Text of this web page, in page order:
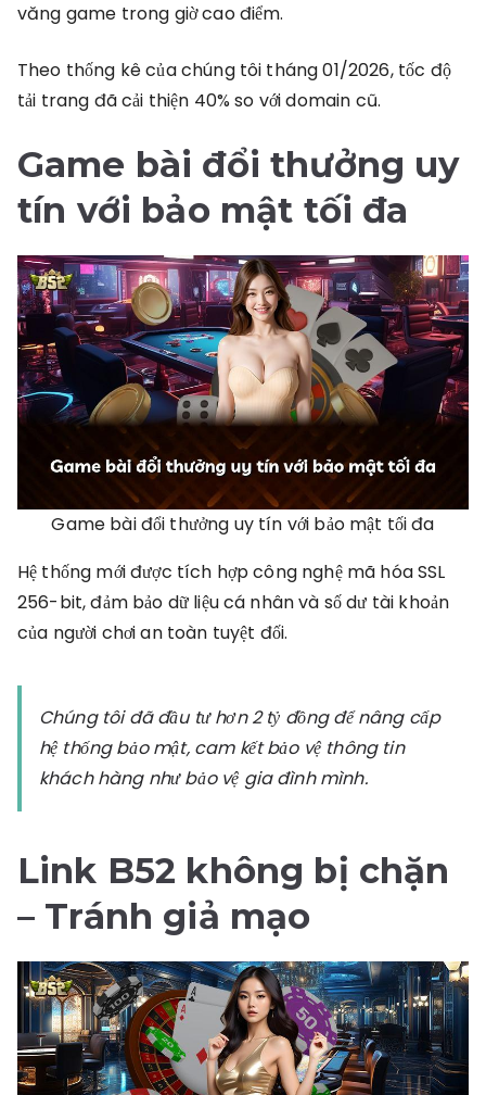
văng game trong giờ cao điểm.
Theo thống kê của chúng tôi tháng 01/2026, tốc độ
tải trang đã cải thiện 40% so với domain cũ.
Game bài đổi thưởng uy
tín với bảo mật tối đa
Game bài đổi thưởng uy tín với bảo mật tối đa
Hệ thống mới được tích hợp công nghệ mã hóa SSL
256-bit, đảm bảo dữ liệu cá nhân và số dư tài khoản
của người chơi an toàn tuyệt đối.
Chúng tôi đã đầu tư hơn 2 tỷ đồng để nâng cấp
hệ thống bảo mật, cam kết bảo vệ thông tin
khách hàng như bảo vệ gia đình mình.
Link B52 không bị chặn
– Tránh giả mạo